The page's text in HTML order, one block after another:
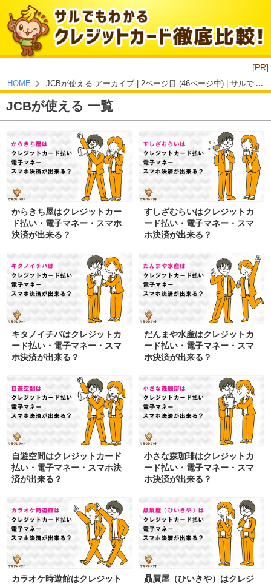
[PR]
HOME JCBが使える アーカイブ | 2ページ目 (46ページ中) | サルでも
JCBが使える 一覧
からきち屋はクレジットカー
ド払い・電子マネー・スマホ
決済が出来る？
すしざむらいはクレジットカ
ード払い・電子マネー・スマ
ホ決済が出来る？
キタノイチバはクレジットカ
ード払い・電子マネー・スマ
ホ決済が出来る？
だんまや水産はクレジットカ
ード払い・電子マネー・スマ
ホ決済が出来る？
自遊空間はクレジットカード
払い・電子マネー・スマホ決
済が出来る？
小さな森珈琲はクレジットカ
ード払い・電子マネー・スマ
ホ決済が出来る？
カラオケ時遊館はクレジット
贔屓屋（ひいきや）はクレジ